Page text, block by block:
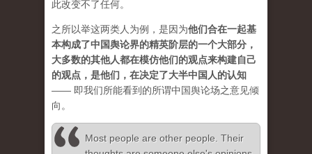
此改变不了任何。
之所以举这两类人为例，是因为他们合在一起基
本构成了中国舆论界的精英阶层的一个大部分，
大多数的其他人都在模仿他们的观点来构建自己
的观点，是他们，在决定了大半中国人的认知
—— 即我们所能看到的所谓中国舆论场之意见倾
向。
Most people are other people. Their